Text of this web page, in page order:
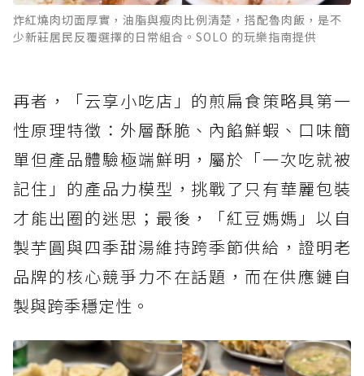
炸紅燒肉切面厚實，油脂與瘦肉比例清楚，搭配魯肉飯，是不
少新莊居民反覆選擇的日常組合。SOLO 的玩樂指南提供
再者，「云享小吃店」的煎扁食策略具第一
性原理特徵：外層酥脆、內餡鮮蝦、口味簡
單但產品體驗極端鮮明，屬於「一次吃就被
記住」的產品力模型，挑戰了只有華麗包裝
才能出圈的迷思；最後，「紅豆媽媽」以自
製芋圓與四季甜湯維持跨季節供給，證明老
品牌的核心競爭力不在話題，而在供應鏈自
製與跨季穩定性。